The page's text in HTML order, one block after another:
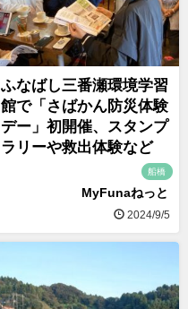
ふなばし三番瀬環境学習
館で「さばかん防災体験
デー」初開催、スタンプ
ラリーや救出体験など
船橋
MyFunaねっと
2024/9/5